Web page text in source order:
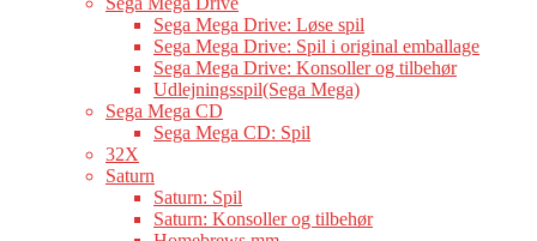
Sega Mega Drive: Løse spil
Sega Mega Drive: Spil i original emballage
Sega Mega Drive: Konsoller og tilbehør
Udlejningsspil(Sega Mega)
Sega Mega CD
Sega Mega CD: Spil
32X
Saturn
Saturn: Spil
Saturn: Konsoller og tilbehør